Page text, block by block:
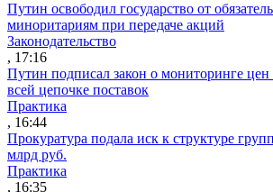
Путин освободил государство от
миноритариям при передаче акций
Законодательство
, 17:16
Путин подписал закон о мониторинге
всей цепочке поставок
Практика
, 16:44
Прокуратура подала иск к структуре
млрд руб.
Практика
, 16:35